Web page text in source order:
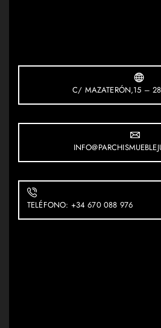
C/ MAZATERÓN,15 –
TELÉFONO: +34 670 088 976